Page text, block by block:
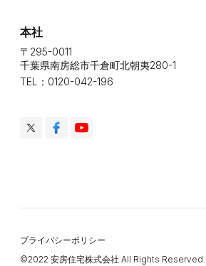
本社
〒295-0011
千葉県南房総市千倉町北朝夷280-1
TEL：0120-042-196
プライバシーポリシー
©️2022 安房住宅株式会社 All Rights Reserved.